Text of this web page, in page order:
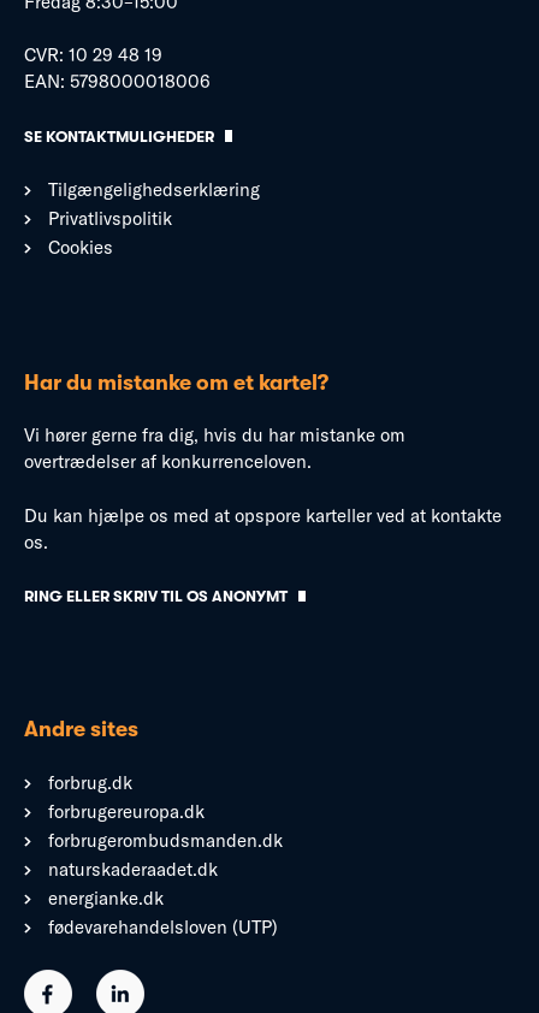
CVR: 10 29 48 19
EAN: 5798000018006
SE KONTAKTMULIGHEDER
Tilgængelighedserklæring
Privatlivspolitik
Cookies
Har du mistanke om et kartel?
Vi hører gerne fra dig, hvis du har mistanke om
overtrædelser af konkurrenceloven.
Du kan hjælpe os med at opspore karteller ved at kontakte
os.
RING ELLER SKRIV TIL OS ANONYMT
Andre sites
forbrug.dk
forbrugereuropa.dk
forbrugerombudsmanden.dk
naturskaderaadet.dk
energianke.dk
fødevarehandelsloven (UTP)